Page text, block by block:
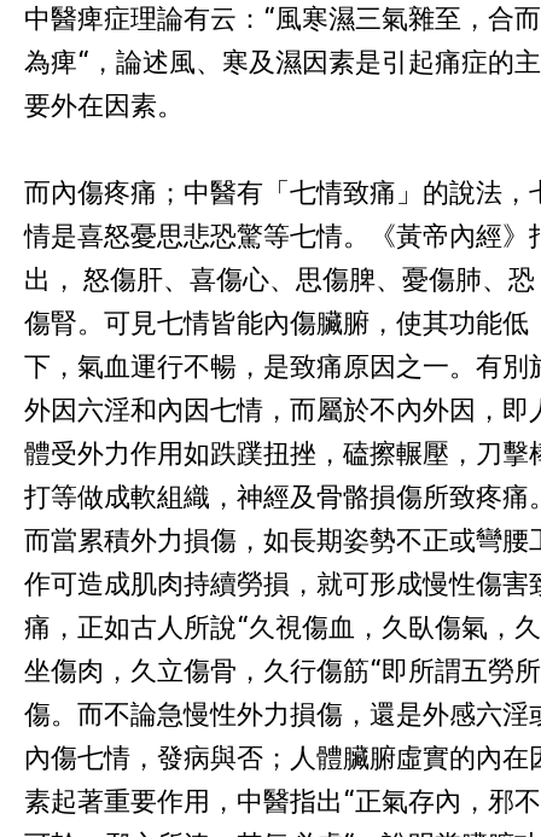
中醫痺症理論有云：“風寒濕三氣雜至，合而
為痺“，論述風、寒及濕因素是引起痛症的主
要外在因素。
而內傷疼痛；中醫有「七情致痛」的說法，
情是喜怒憂思悲恐驚等七情。《黃帝內經》
出， 怒傷肝、喜傷心、思傷脾、憂傷肺、恐
傷腎。可見七情皆能內傷臟腑，使其功能低
下，氣血運行不暢，是致痛原因之一。有別
外因六淫和內因七情，而屬於不內外因，即
體受外力作用如跌蹼扭挫，磕擦輾壓，刀擊
打等做成軟組織，神經及骨骼損傷所致疼痛
而當累積外力損傷，如長期姿勢不正或彎腰
作可造成肌肉持續勞損，就可形成慢性傷害
痛，正如古人所說“久視傷血，久臥傷氣，久
坐傷肉，久立傷骨，久行傷筋“即所謂五勞所
傷。而不論急慢性外力損傷，還是外感六淫
內傷七情，發病與否；人體臟腑虛實的內在
素起著重要作用，中醫指出“正氣存內，邪不